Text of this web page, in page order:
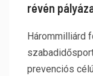
révén
Hárommilliárd
prevenciós